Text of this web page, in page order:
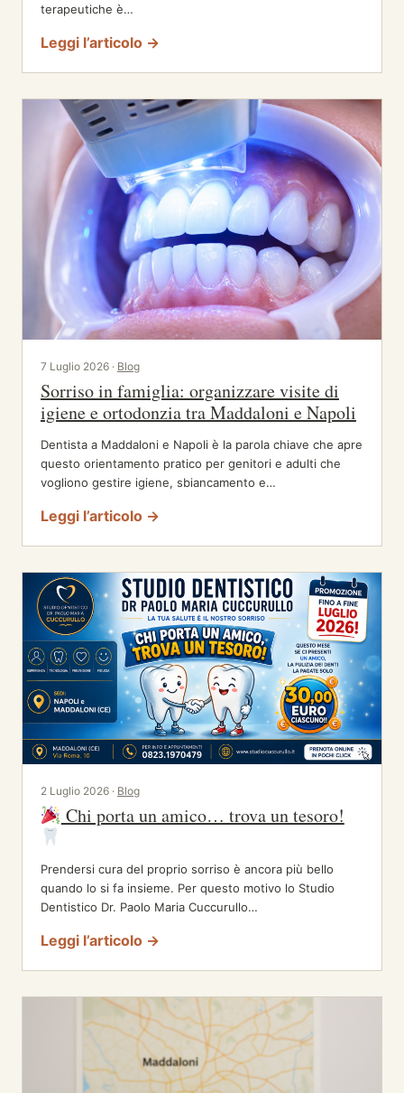
terapeutiche è…
Leggi l’articolo →
7 Luglio 2026 · Blog
Sorriso in famiglia: organizzare visite di
igiene e ortodonzia tra Maddaloni e Napoli
Dentista a Maddaloni e Napoli è la parola chiave che apre
questo orientamento pratico per genitori e adulti che
vogliono gestire igiene, sbiancamento e…
Leggi l’articolo →
2 Luglio 2026 · Blog
Chi porta un amico… trova un tesoro!
Prendersi cura del proprio sorriso è ancora più bello
quando lo si fa insieme. Per questo motivo lo Studio
Dentistico Dr. Paolo Maria Cuccurullo…
Leggi l’articolo →